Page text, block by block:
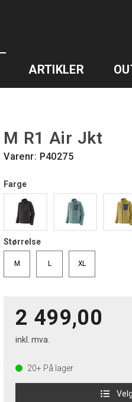
ARTIKLER
M R1 Air Jkt
Varenr: P40275
Farge
Størrelse
M L XL
2 499,00
inkl. mva.
20+ På lager